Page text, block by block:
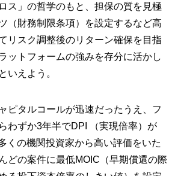
ス」の哲学のもと、担保の質を見極
（財務制限条項）を設定するなど高
リスク調整後のリターン確保を目指
ットフォームの強みを存分に活かし
いえよう。
ピタルコールが迅速だったうえ、フ
わずか3年半でDPI （実現倍率）が
くの機関投資家から高い評価をいた
どの案件に最低MOIC（早期償還の際